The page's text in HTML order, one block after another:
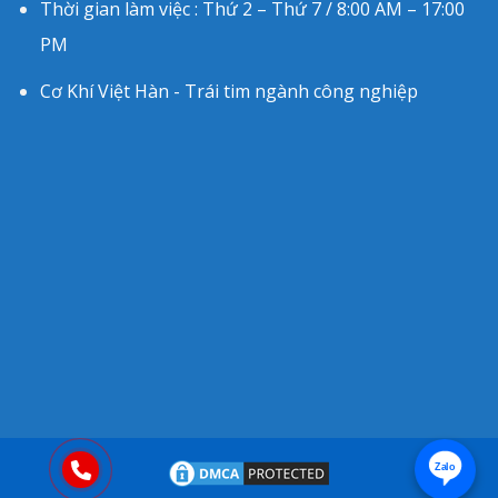
Thời gian làm việc : Thứ 2 – Thứ 7 / 8:00 AM – 17:00
PM
Cơ Khí Việt Hàn - Trái tim ngành công nghiệp
Zalo